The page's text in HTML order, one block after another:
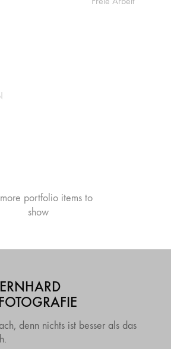
Show More
portfolio items to
show
denn nichts ist besser als das